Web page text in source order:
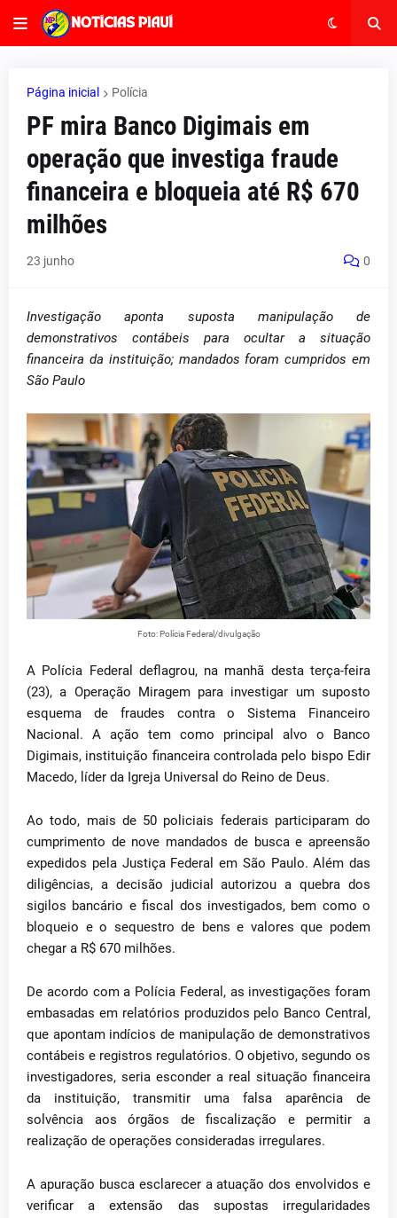
Página inicial Polícia
PF mira Banco Digimais em
operação que investiga fraude
financeira e bloqueia até R$ 670
milhões
23 junho 0
Investigação aponta suposta manipulação de
demonstrativos contábeis para ocultar a situação
financeira da instituição; mandados foram cumpridos em
São Paulo
Foto: Polícia Federal/divulgação
A Polícia Federal deflagrou, na manhã desta terça-feira
(23), a Operação Miragem para investigar um suposto
esquema de fraudes contra o Sistema Financeiro
Nacional. A ação tem como principal alvo o Banco
Digimais, instituição financeira controlada pelo bispo Edir
Macedo, líder da Igreja Universal do Reino de Deus.
Ao todo, mais de 50 policiais federais participaram do
cumprimento de nove mandados de busca e apreensão
expedidos pela Justiça Federal em São Paulo. Além das
diligências, a decisão judicial autorizou a quebra dos
sigilos bancário e fiscal dos investigados, bem como o
bloqueio e o sequestro de bens e valores que podem
chegar a R$ 670 milhões.
De acordo com a Polícia Federal, as investigações foram
embasadas em relatórios produzidos pelo Banco Central,
que apontam indícios de manipulação de demonstrativos
contábeis e registros regulatórios. O objetivo, segundo os
investigadores, seria esconder a real situação financeira
da instituição, transmitir uma falsa aparência de
solvência aos órgãos de fiscalização e permitir a
realização de operações consideradas irregulares.
A apuração busca esclarecer a atuação dos envolvidos e
verificar a extensão das supostas irregularidades